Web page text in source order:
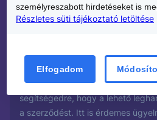
Tanácsadónk azt is
Hiánypótlás esetén is számítunk a
segítségedre, hogy a lehető
a szerződést. Itt is érdemes
személyreszabott hirdetéseket is
Részletes süti tájékoztató letöltése
Elfogadom